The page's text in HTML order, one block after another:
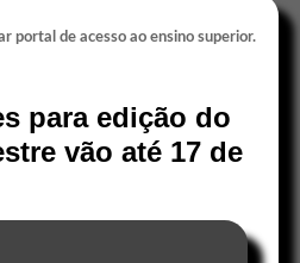
para edição do
vão até 17 de